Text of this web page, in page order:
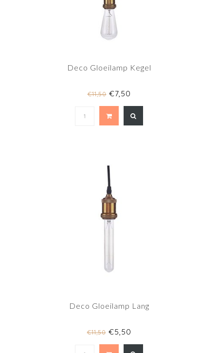
Deco Gloeilamp Kegel
€11,50€7,50
Deco Gloeilamp Lang
€11,50€5,50